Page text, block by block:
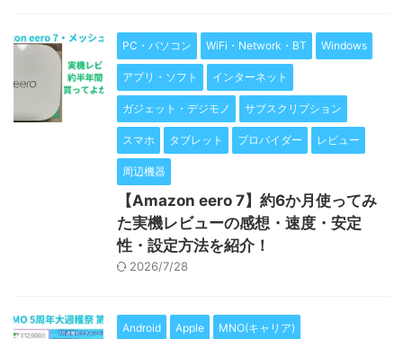
PC・パソコン WiFi・Network・BT Windows
アプリ・ソフト インターネット
ガジェット・デジモノ サブスクリプション
スマホ タブレット プロバイダー レビュー
周辺機器
【Amazon eero 7】約6か月使ってみ
た実機レビューの感想・速度・安定
性・設定方法を紹介！
2026/7/28
Android Apple MNO(キャリア)